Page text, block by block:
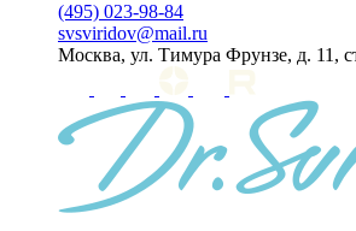
(495) 023-98-84
svsviridov@mail.ru
Москва, ул. Тимура Фрунзе, д. 11,